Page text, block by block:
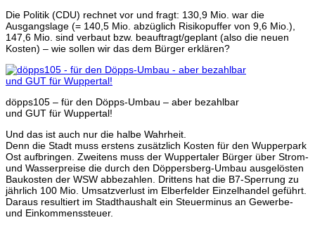
Die Politik (CDU) rechnet vor und fragt: 130,9 Mio. war die
Ausgangslage (= 140,5 Mio. abzüglich Risikopuffer von 9,6 Mio.),
147,6 Mio. sind verbaut bzw. beauftragt/geplant (also die neuen
Kosten) – wie sollen wir das dem Bürger erklären?
döpps105 – für den Döpps-Umbau – aber bezahlbar
und GUT für Wuppertal!
Und das ist auch nur die halbe Wahrheit.
Denn die Stadt muss erstens zusätzlich Kosten für den Wupperpark
Ost aufbringen. Zweitens muss der Wuppertaler Bürger über Strom-
und Wasserpreise die durch den Döppersberg-Umbau ausgelösten
Baukosten der WSW abbezahlen. Drittens hat die B7-Sperrung zu
jährlich 100 Mio. Umsatzverlust im Elberfelder Einzelhandel geführt.
Daraus resultiert im Stadthaushalt ein Steuerminus an Gewerbe-
und Einkommenssteuer.